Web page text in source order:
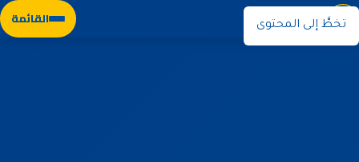
تخطَّ إلى المحتوى القائمة نوران